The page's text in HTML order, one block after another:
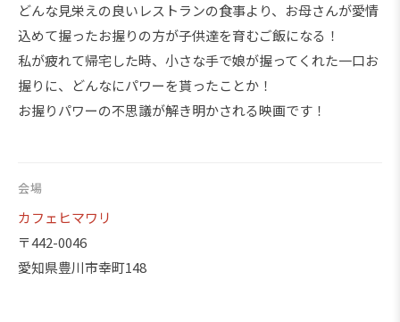
どんな見栄えの良いレストランの食事より、お母さんが愛情
込めて握ったお握りの方が子供達を育むご飯になる！
私が疲れて帰宅した時、小さな手で娘が握ってくれた一口お
握りに、どんなにパワーを貰ったことか！
お握りパワーの不思議が解き明かされる映画です！
会場
カフェヒマワリ
〒442-0046
愛知県豊川市幸町148